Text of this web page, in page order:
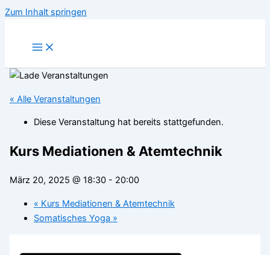
Zum Inhalt springen
« Alle Veranstaltungen
Diese Veranstaltung hat bereits stattgefunden.
Kurs Mediationen & Atemtechnik
März 20, 2025 @ 18:30- 20:00
« Kurs Mediationen & Atemtechnik
Somatisches Yoga »